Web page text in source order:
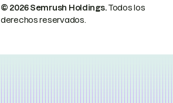
© 2026 Semrush Holdings.Todos los
derechos reservados.